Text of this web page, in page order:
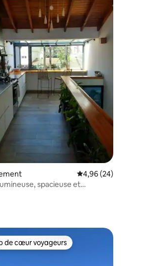
sur la base de 10 commentaires : 5 sur 5
Évaluation moyenne
4,96 (24)
spacieuse et
cœur voyageurs les plus appréciés
de cœur voyageurs